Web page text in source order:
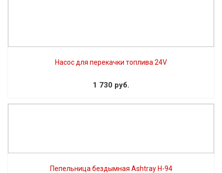
Насос для перекачки топлива 24V
1 730 руб.
Пепельница бездымная Ashtray H-94